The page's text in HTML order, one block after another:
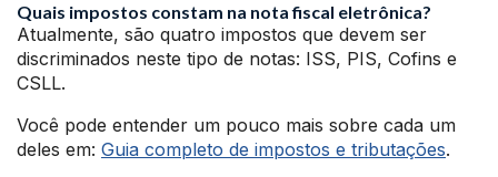
Quais impostos constam na nota fiscal eletrônica?
Atualmente, são quatro impostos que devem ser
discriminados neste tipo de notas: ISS, PIS, Cofins e
CSLL.
Você pode entender um pouco mais sobre cada um
deles em: Guia completo de impostos e tributações.